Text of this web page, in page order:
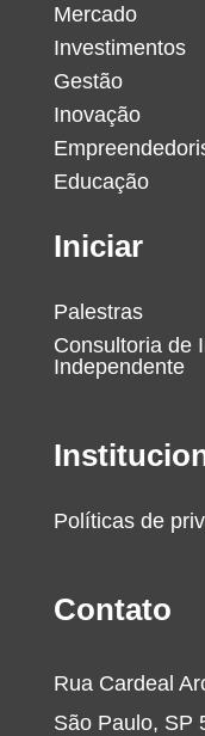
Mercado
Investimentos
Gestão
Inovação
Educação
Iniciar
Palestras
Consultoria de
Independente
Políticas de
Contato
Rua Cardeal
São Paulo, SP